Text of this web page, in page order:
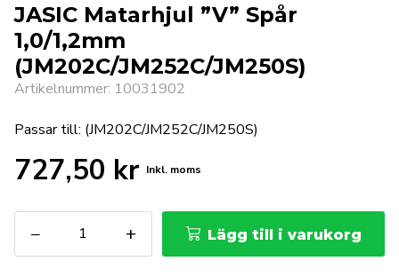
JASIC Matarhjul ”V” Spår
1,0/1,2mm
(JM202C/JM252C/JM250S)
Artikelnummer: 10031902
Passar till: (JM202C/JM252C/JM250S)
727,50 kr Inkl. moms
−
Matarhjul
"V"
+ Lägg till i varukorg